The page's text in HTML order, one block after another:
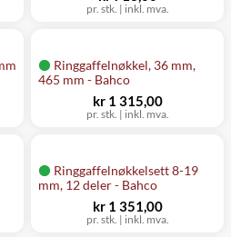
pr. stk. | inkl. mva.
Ringgaffelnøkkel, 36 mm,
465 mm - Bahco
pr. stk. | inkl. mva.
kr 1 315,00
Ringgaffelnøkkelsett 8-19
mm, 12 deler - Bahco
pr. stk. | inkl. mva.
kr 1 351,00